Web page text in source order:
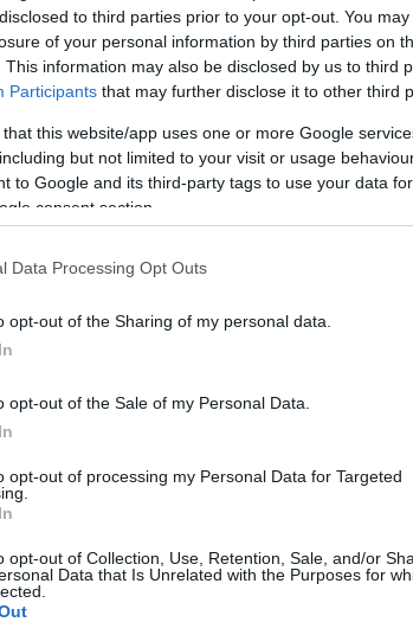
to third parties prior to your opt-out. You
of your personal information by third parties on
This information may also be disclosed by us to third
Participants that may further disclose it to other third
that this website/app uses one or more Google
but not limited to your visit or usage
to Google and its third-party tags to use your data
consent section.
Data Processing Opt Outs
opt-out of the Sharing of my personal data.
opt-out of the Sale of my Personal Data.
opt-out of processing my Personal Data for Targeted
opt-out of Collection, Use, Retention, Sale, and/or
Data that Is Unrelated with the Purposes for
malas, viešņa kopā ar mazajiem metas
gan skriešanās un jautra
pieaugušie nolemj, ka bērniem laiks
nepiekrīt.
iespējamo nākotnes scenāriju un
tāds peizāžs no dzīves nākotnē –
visi smaida, dzied, danco, ēd,
ir skaisti!”